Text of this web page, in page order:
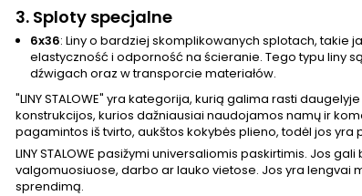
3. Sploty specjalne
6x36: Liny o bardziej skomplikowanych splotach, takie
elastyczność i odporność na ścieranie. Tego typu liny
dźwigach oraz w transporcie materiałów.
"LINY STALOWE" yra kategorija, kurią galima rasti
konstrukcijos, kurios dažniausiai naudojamos namų ir
pagamintos iš tvirto, aukštos kokybės plieno, todėl jos yra
LINY STALOWE pasižymi universaliomis paskirtimis. Jos
valgomuosiuose, darbo ar lauko vietose. Jos yra lengvai
sprendimą.